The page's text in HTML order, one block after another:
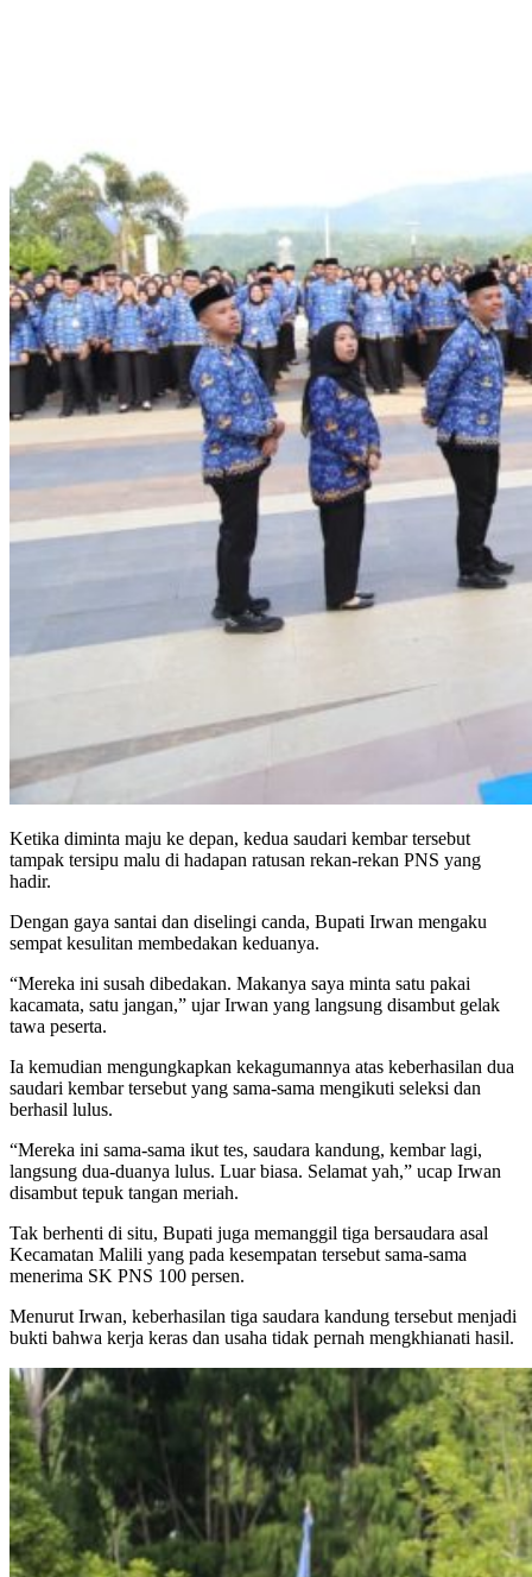
Ketika diminta maju ke depan, kedua saudari kembar tersebut
tampak tersipu malu di hadapan ratusan rekan-rekan PNS yang
hadir.
Dengan gaya santai dan diselingi canda, Bupati Irwan mengaku
sempat kesulitan membedakan keduanya.
“Mereka ini susah dibedakan. Makanya saya minta satu pakai
kacamata, satu jangan,” ujar Irwan yang langsung disambut gelak
tawa peserta.
Ia kemudian mengungkapkan kekagumannya atas keberhasilan dua
saudari kembar tersebut yang sama-sama mengikuti seleksi dan
berhasil lulus.
“Mereka ini sama-sama ikut tes, saudara kandung, kembar lagi,
langsung dua-duanya lulus. Luar biasa. Selamat yah,” ucap Irwan
disambut tepuk tangan meriah.
Tak berhenti di situ, Bupati juga memanggil tiga bersaudara asal
Kecamatan Malili yang pada kesempatan tersebut sama-sama
menerima SK PNS 100 persen.
Menurut Irwan, keberhasilan tiga saudara kandung tersebut menjadi
bukti bahwa kerja keras dan usaha tidak pernah mengkhianati hasil.